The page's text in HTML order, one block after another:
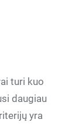
turi kuo
daugiau
yra